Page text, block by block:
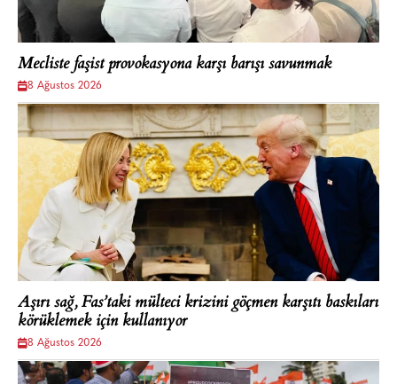
Mecliste faşist provokasyona karşı barışı savunmak
8 Ağustos 2026
Aşırı sağ, Fas’taki mülteci krizini göçmen karşıtı baskıları
körüklemek için kullanıyor
8 Ağustos 2026